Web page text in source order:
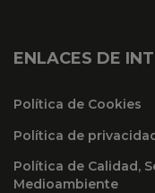
ENLACES DE
Política de Cookies
Política de
Política de Calidad,
Medioambiente